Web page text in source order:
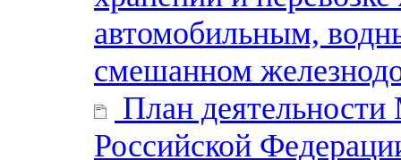
автомобильным,
смешанном
План деятельности
Российской